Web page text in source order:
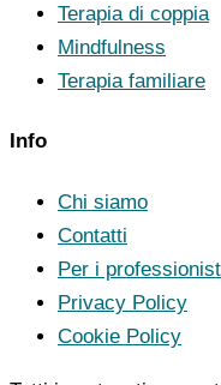
Terapia di coppia
Mindfulness
Terapia familiare
Info
Chi siamo
Contatti
Per i
Privacy Policy
Cookie Policy